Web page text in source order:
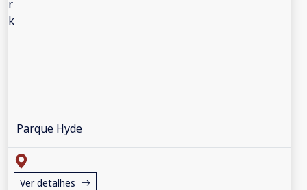
Parque Hyde
Ver detalhes